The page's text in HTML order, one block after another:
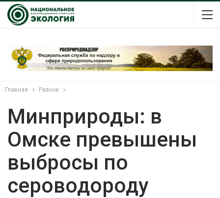
Главная Разное
Минприроды: в
Омске превышены
выбросы по
сероводороду